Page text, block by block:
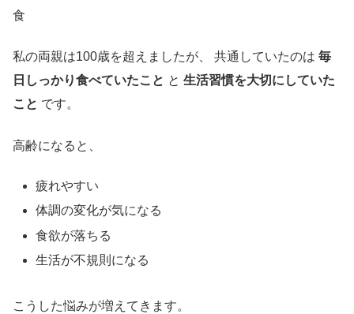
食
私の両親は100歳を超えましたが、 共通していたのは 毎
日しっかり食べていたこと と 生活習慣を大切にしていた
こと です。
高齢になると、
疲れやすい
体調の変化が気になる
食欲が落ちる
生活が不規則になる
こうした悩みが増えてきます。